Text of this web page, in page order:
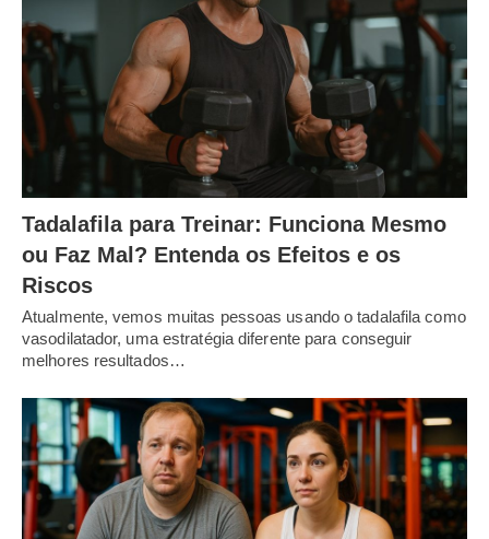
Tadalafila para Treinar: Funciona Mesmo
ou Faz Mal? Entenda os Efeitos e os
Riscos
Atualmente, vemos muitas pessoas usando o tadalafila como
vasodilatador, uma estratégia diferente para conseguir
melhores resultados…